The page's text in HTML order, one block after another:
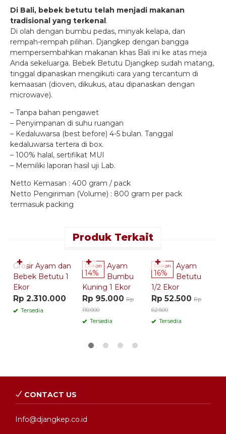
Di Bali, bebek betutu telah menjadi makanan
tradisional yang terkenal.
Di olah dengan bumbu pedas, minyak kelapa, dan
rempah-rempah pilihan. Djangkep dengan bangga
mempersembahkan makanan khas Bali ini ke atas meja
Anda sekeluarga. Bebek Betutu Djangkep sudah matang,
tinggal dipanaskan mengikuti cara yang tercantum di
kemaasan (dioven, dikukus, atau dipanaskan dengan
microwave).
– Tanpa bahan pengawet
– Penyimpanan di suhu ruangan
– Kedaluwarsa (best before) 4-5 bulan. Tanggal
kedaluwarsa tertera di box.
– 100% halal, sertifikat MUI
– Memiliki laporan hasil uji Lab.
Netto Kemasan : 400 gram / pack
Netto Pengiriman (Volume) : 800 gram per pack
termasuk packing
Produk Terkait
Grosir Ayam dan
Bebek Betutu 1
Ekor
Rp 2.310.000
Tersedia
✚ Diskon
14%
Ayam
Bumbu
Kuning 1 Ekor
Rp 95.000 Rp
110.000
Tersedia
✚ Diskon
16%
Ayam
Betutu
1/2 Ekor
Rp 52.500 Rp
62.500
Tersedia
✚
CONTACT US
Info@djangkep.co.id